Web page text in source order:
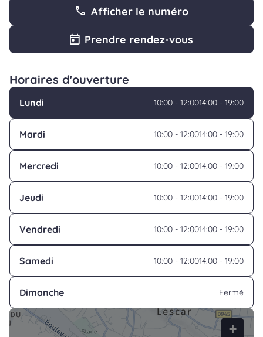
Afficher le numéro
Prendre rendez-vous
Horaires d'ouverture
Lundi 10:00 - 12:0014:00 - 19:00
Mardi 10:00 - 12:0014:00 - 19:00
Mercredi 10:00 - 12:0014:00 - 19:00
Jeudi 10:00 - 12:0014:00 - 19:00
Vendredi 10:00 - 12:0014:00 - 19:00
Samedi 10:00 - 12:0014:00 - 19:00
Dimanche Fermé
+